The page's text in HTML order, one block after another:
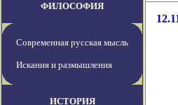
ФИЛОСОФИЯ
Современная русская мысль
Искания и размышления
ИСТОРИЯ